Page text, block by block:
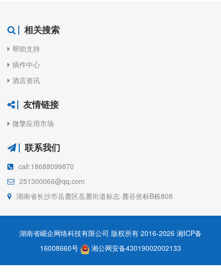
相关搜索
帮助支持
插件中心
酒店资讯
友情链接
微擎应用市场
联系我们
call:18688099870
251300066@qq.com
湖南省长沙市岳麓区岳麓街道标志·麓谷坐标B栋808
湖南省崛企网络科技有限公司 版权所有 2016-2026 湘ICP备
16008660号
湘公网安备43019002002133